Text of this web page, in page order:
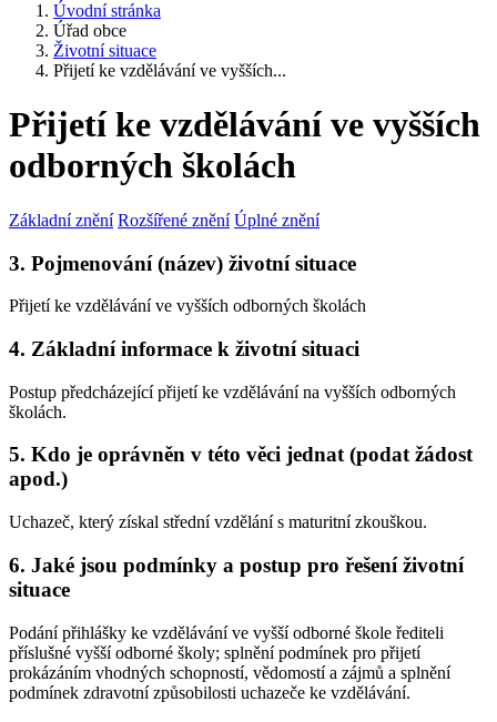
Úvodní stránka
Úřad obce
Životní situace
Přijetí ke vzdělávání ve vyšších...
Přijetí ke vzdělávání ve vyšších
odborných školách
Základní znění Rozšířené znění Úplné znění
3. Pojmenování (název) životní situace
Přijetí ke vzdělávání ve vyšších odborných školách
4. Základní informace k životní situaci
Postup předcházející přijetí ke vzdělávání na vyšších odborných
školách.
5. Kdo je oprávněn v této věci jednat (podat žádost
apod.)
Uchazeč, který získal střední vzdělání s maturitní zkouškou.
6. Jaké jsou podmínky a postup pro řešení životní
situace
Podání přihlášky ke vzdělávání ve vyšší odborné škole řediteli
příslušné vyšší odborné školy; splnění podmínek pro přijetí
prokázáním vhodných schopností, vědomostí a zájmů a splnění
podmínek zdravotní způsobilosti uchazeče ke vzdělávání.